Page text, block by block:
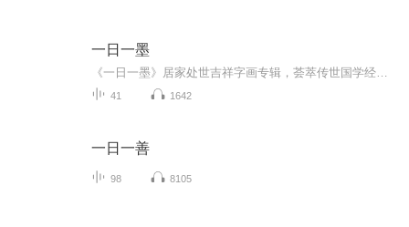
一日一墨
41 1642
一日一善
98 8105